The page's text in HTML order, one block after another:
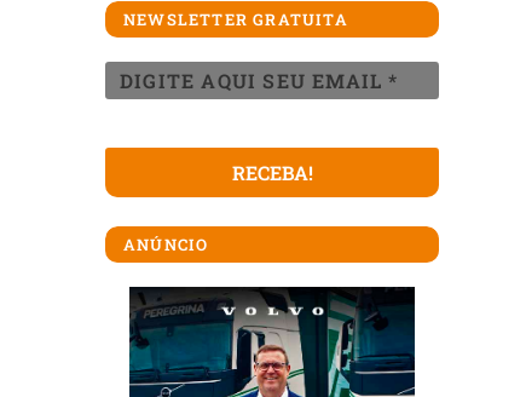
NEWSLETTER GRATUITA
ANÚNCIO